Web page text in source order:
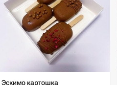
Эскимо картошка